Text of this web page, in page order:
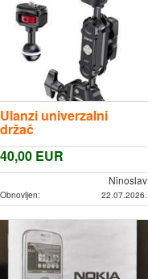
Ulanzi univerzalni
držač
40,00EUR
Ninoslav
Obnovljen: 22.07.2026.